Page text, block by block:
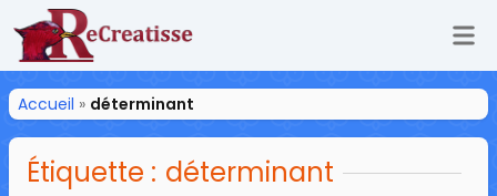
ReCreatisse
Accueil » déterminant
Étiquette : déterminant